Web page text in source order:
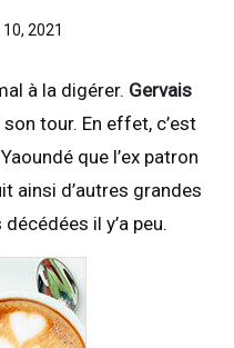
2021
à la digérer. Gervais
tour. En effet, c’est
que l’ex patron
ainsi d’autres grandes
il y’a peu.